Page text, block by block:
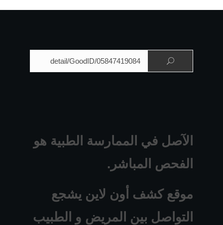
الآصل في الممارسة الطبية هو
الفحص المباشر.
موقع كشف أون لاين يشجع
التواصل بين المريض و الطبيب